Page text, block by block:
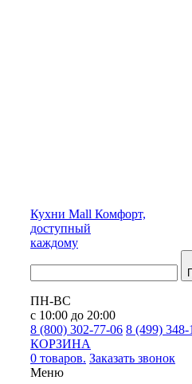
Кухни Mall Комфорт,
доступный
каждому
ПН-ВС
с 10:00 до 20:00
8 (800) 302-77-06 8 (499) 348-
КОРЗИНА
0 товаров. Заказать звонок
Меню